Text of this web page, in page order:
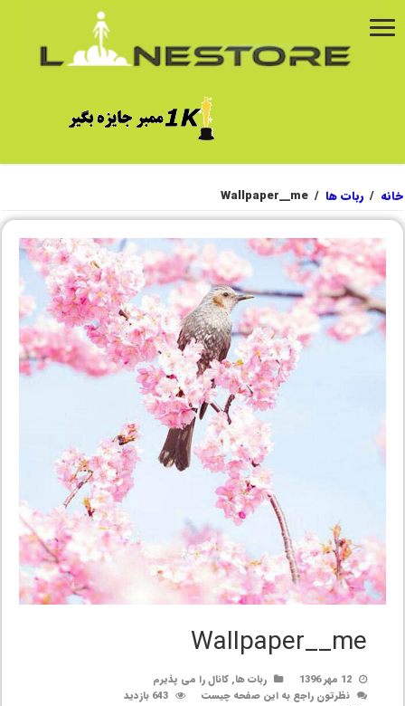
خانه / ربات ها /
Wallpaper__me
Wallpaper__me
12 مهر 1396 ربات ها,کانال را می پذیرم
نظرتون راجع به این صفحه چیست
643 بازدید